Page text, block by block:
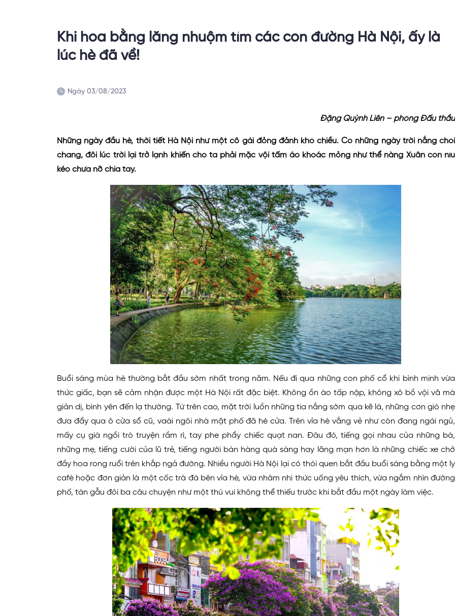
Khi hoa bằng lăng nhuộm tím các con đường Hà Nội, ấy là
lúc hè đã về!
Ngày 03/08/2023
Đặng Quỳnh Liên – phòng Đấu thầu
Những ngày đầu hè, thời tiết Hà Nội như một cô gái đỏng đảnh khó chiều. Có những ngày trời nắng chói
chang, đôi lúc trời lại trở lạnh khiến cho ta phải mặc vội tấm áo khoác mỏng như thể nàng Xuân còn níu
kéo chưa nỡ chia tay.
Buổi sáng mùa hè thường bắt đầu sớm nhất trong năm. Nếu đi qua những con phố cổ khi bình minh vừa
thức giấc, bạn sẽ cảm nhận được một Hà Nội rất đặc biệt. Không ồn ào tấp nập, không xô bồ vội vã mà
giản dị, bình yên đến lạ thường. Từ trên cao, mặt trời luồn những tia nắng sớm qua kẽ lá, những cơn gió nhẹ
đưa đẩy qua ô cửa sổ cũ, vaài ngôi nhà mặt phố đã hé cửa. Trên vỉa hè vắng vẻ như còn đang ngái ngủ,
mấy cụ già ngồi trò truyện rầm rì, tay phe phẩy chiếc quạt nan. Đâu đó, tiếng gọi nhau của những bà,
những mẹ, tiếng cười của lũ trẻ, tiếng người bán hàng quà sáng hay lãng mạn hơn là những chiếc xe chở
đầy hoa rong ruổi trên khắp ngả đường. Nhiều người Hà Nội lại có thói quen bắt đầu buổi sáng bằng một ly
café hoặc đơn giản là một cốc trà đá bên vỉa hè, vừa nhâm nhi thức uống yêu thích, vừa ngắm nhìn đường
phố, tán gẫu đôi ba câu chuyện như một thú vui không thể thiếu trước khi bắt đầu một ngày làm việc.